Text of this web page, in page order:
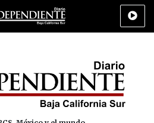
Policiaca Deportes Cultura